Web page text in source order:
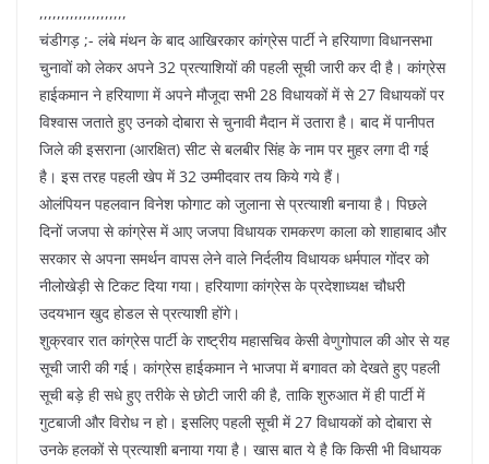
,,,,,,,,,,,,,,,,,,,,
चंडीगड़ ;- लंबे मंथन के बाद आखिरकार कांग्रेस पार्टी ने हरियाणा विधानसभा
चुनावों को लेकर अपने 32 प्रत्याशियों की पहली सूची जारी कर दी है। कांग्रेस
हाईकमान ने हरियाणा में अपने मौजूदा सभी 28 विधायकों में से 27 विधायकों पर
विश्वास जताते हुए उनको दोबारा से चुनावी मैदान में उतारा है। बाद में पानीपत
जिले की इसराना (आरक्षित) सीट से बलबीर सिंह के नाम पर मुहर लगा दी गई
है। इस तरह पहली खेप में 32 उम्मीदवार तय किये गये हैं।
ओलंपियन पहलवान विनेश फोगाट को जुलाना से प्रत्याशी बनाया है। पिछले
दिनों जजपा से कांग्रेस में आए जजपा विधायक रामकरण काला को शाहाबाद और
सरकार से अपना समर्थन वापस लेने वाले निर्दलीय विधायक धर्मपाल गोंदर को
नीलोखेड़ी से टिकट दिया गया। हरियाणा कांग्रेस के प्रदेशाध्यक्ष चौधरी
उदयभान खुद होडल से प्रत्याशी होंगे।
शुक्रवार रात कांग्रेस पार्टी के राष्ट्रीय महासचिव केसी वेणुगोपाल की ओर से यह
सूची जारी की गई। कांग्रेस हाईकमान ने भाजपा में बगावत को देखते हुए पहली
सूची बड़े ही सधे हुए तरीके से छोटी जारी की है, ताकि शुरुआत में ही पार्टी में
गुटबाजी और विरोध न हो। इसलिए पहली सूची में 27 विधायकों को दोबारा से
उनके हलकों से प्रत्याशी बनाया गया है। खास बात ये है कि किसी भी विधायक